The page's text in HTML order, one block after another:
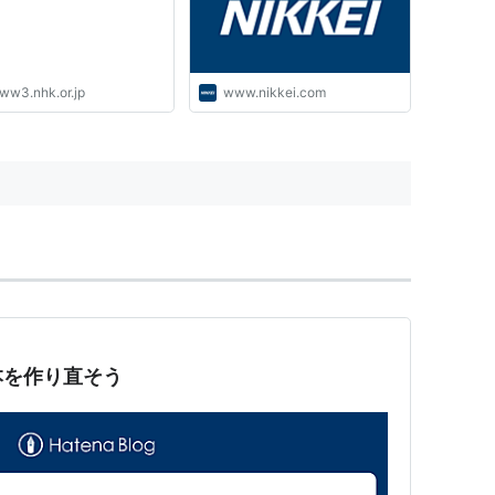
www.nikkei.com
作り直そう